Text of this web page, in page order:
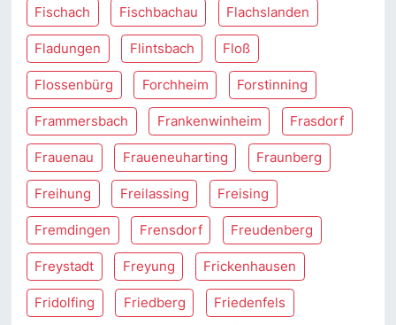
Fischach Fischbachau Flachslanden
Fladungen Flintsbach Floß
Flossenbürg Forchheim Forstinning
Frammersbach Frankenwinheim Frasdorf
Frauenau Fraueneuharting Fraunberg
Freihung Freilassing Freising
Fremdingen Frensdorf Freudenberg
Freystadt Freyung Frickenhausen
Fridolfing Friedberg Friedenfels